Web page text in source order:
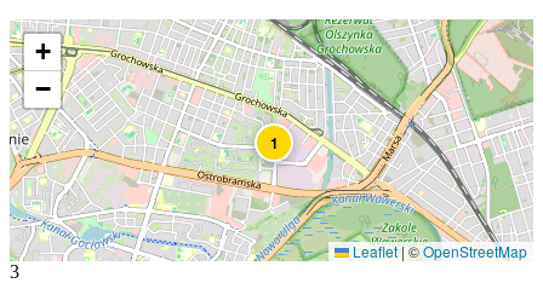
1
+
−
Leaflet|©OpenStreetMap
3